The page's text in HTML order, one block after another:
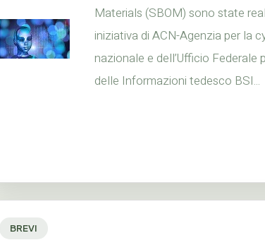
Materials (SBOM) sono state
iniziativa di ACN-Agenzia per la
nazionale e dell’Ufficio Federale
delle Informazioni tedesco BSI...
BREVI